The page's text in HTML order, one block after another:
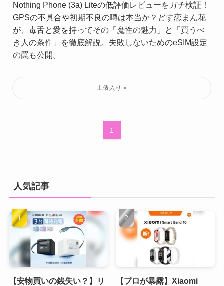
Nothing Phone (3a) Liteの低評価レビューをガチ検証！
GPSの不具合や初期不良の噂は本当か？どす恋まん花
が、毒舌と愛を持ってその「魔性の魅力」と「買うべ
き人の条件」を徹底解説。失敗しないためのeSIM設定
の罠も公開。
1
人気記事
【安物買いの銭失い？】リ
【プロが暴露】Xiaomi